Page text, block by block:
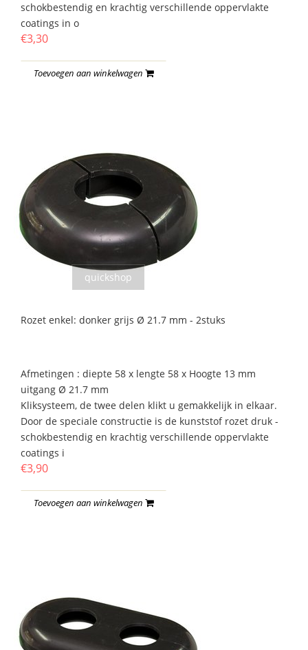
schokbestendig en krachtig verschillende oppervlakte
coatings in o
€3,30
Toevoegen aan winkelwagen
quickshop
Rozet enkel: donker grijs Ø 21.7 mm - 2stuks
Afmetingen : diepte 58 x lengte 58 x Hoogte 13 mm
uitgang Ø 21.7 mm
Kliksysteem, de twee delen klikt u gemakkelijk in elkaar.
Door de speciale constructie is de kunststof rozet druk -
schokbestendig en krachtig verschillende oppervlakte
coatings i
€3,90
Toevoegen aan winkelwagen